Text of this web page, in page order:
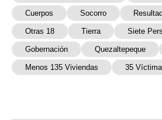
Cuerpos Socorro
Otras 18 Tierra Siete
Gobernación Quezaltepeque
Menos 135 Viviendas 35